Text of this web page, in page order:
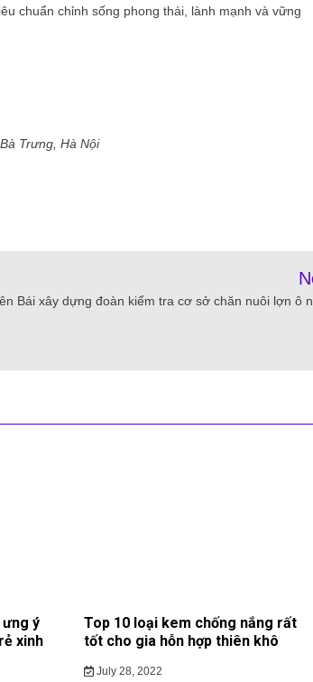
chuẩn chỉnh sống phong thái, lành mạnh và vững
Trưng, ​​Hà Nội
Bái xây dựng đoàn kiểm tra cơ sở chăn nuôi lợn ô
ưng ý
xinh
Top 10 loại kem chống nắng rất
tốt cho gia hỗn hợp thiên khô
July 28, 2022